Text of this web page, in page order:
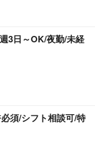
3日～OK/夜勤/未経
須/シフト相談可/特